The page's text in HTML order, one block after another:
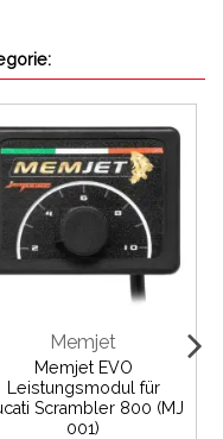
Memjet
Memjet EVO
Leistungsmodul für
Scrambler 800 (MJ
001)